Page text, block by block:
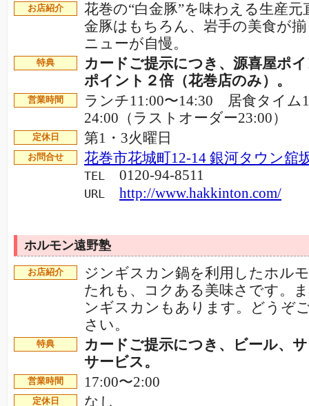
お店紹介
花巻の“白金豚”を味わえる生産元
金豚はもちろん、岩手の美食が
ニューが自慢。
特典
カードご提示につき、源喜屋ポ
ポイント２倍（花巻店のみ）。
営業時間
ランチ11:00〜14:30 居食タイム
24:00（ラストオーダー23:00）
定休日 第1・3火曜日
お問合せ 花巻市花城町12-14 銀河タウン舘
TEL 0120-94-8511
URL http://www.hakkinton.com/
ホルモン遠野塾
お店紹介
ジンギスカン鍋を利用したホル
たれも、コクある美味さです。
ンギスカンもあります。どうぞ
さい。
特典
カードご提示につき、ビール、
サービス。
営業時間 17:00〜2:00
定休日 なし